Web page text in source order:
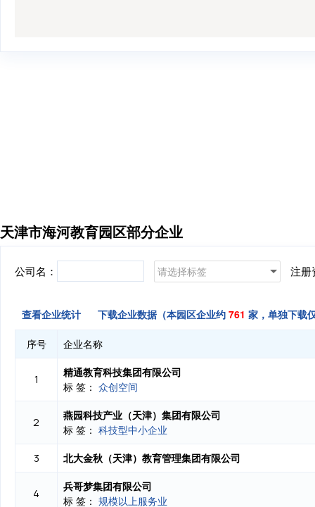
天津市海河教育园区部分企业
公司名： 请选择标签 注册
查看企业统计 下载企业数据（本园区企业约 761 家，单独下载
序号 企业名称
1
精通教育科技集团有限公司
标 签： 众创空间
2
燕园科技产业（天津）集团有限公司
标 签： 科技型中小企业
3 北大金秋（天津）教育管理集团有限公司
4
兵哥梦集团有限公司
标 签： 规模以上服务业